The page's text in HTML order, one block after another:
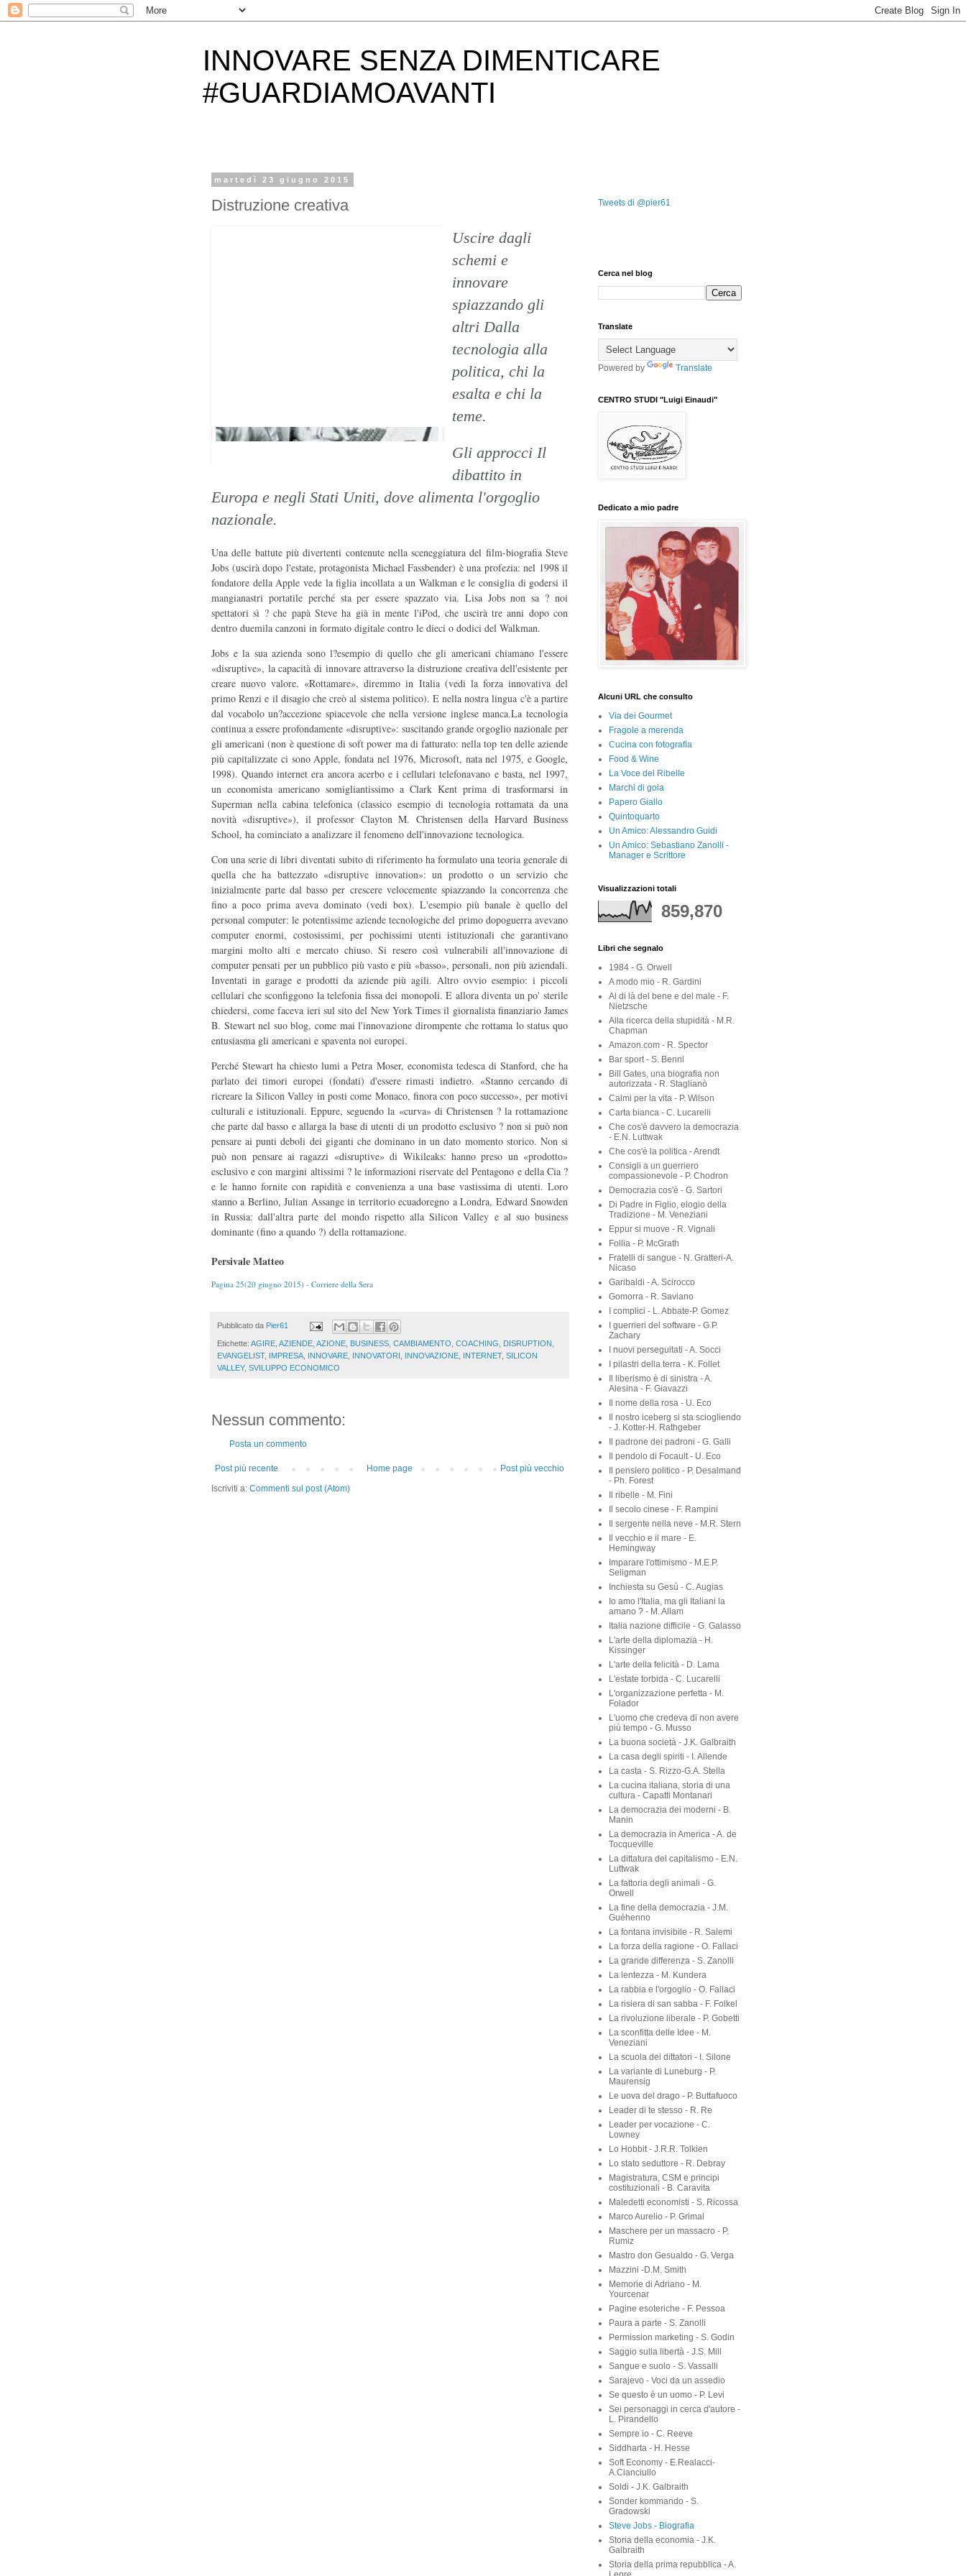
INNOVARE SENZA DIMENTICARE
#GUARDIAMOAVANTI
martedì 23 giugno 2015
Distruzione creativa
Uscire dagli
schemi e
innovare
spiazzando gli
altri Dalla
tecnologia alla
politica, chi la
esalta e chi la
teme.
Gli approcci Il
dibattito in
Europa e negli Stati Uniti, dove alimenta l'orgoglio
nazionale.
Una delle battute più divertenti contenute nella sceneggiatura del film-biografia Steve
Jobs (uscirà dopo l'estate, protagonista Michael Fassbender) è una profezia: nel 1998 il
fondatore della Apple vede la figlia incollata a un Walkman e le consiglia di godersi il
mangianastri portatile perché sta per essere spazzato via. Lisa Jobs non sa ? noi
spettatori sì ? che papà Steve ha già in mente l'iPod, che uscirà tre anni dopo con
dentro duemila canzoni in formato digitale contro le dieci o dodici del Walkman.
Jobs e la sua azienda sono l?esempio di quello che gli americani chiamano l'essere
«disruptive», la capacità di innovare attraverso la distruzione creativa dell'esistente per
creare nuovo valore. «Rottamare», diremmo in Italia (vedi la forza innovativa del
primo Renzi e il disagio che creò al sistema politico). E nella nostra lingua c'è a partire
dal vocabolo un?accezione spiacevole che nella versione inglese manca.La tecnologia
continua a essere profondamente «disruptive»: suscitando grande orgoglio nazionale per
gli americani (non è questione di soft power ma di fatturato: nella top ten delle aziende
più capitalizzate ci sono Apple, fondata nel 1976, Microsoft, nata nel 1975, e Google,
1998). Quando internet era ancora acerbo e i cellulari telefonavano e basta, nel 1997,
un economista americano somigliantissimo a Clark Kent prima di trasformarsi in
Superman nella cabina telefonica (classico esempio di tecnologia rottamata da una
novità «disruptive»), il professor Clayton M. Christensen della Harvard Business
School, ha cominciato a analizzare il fenomeno dell'innovazione tecnologica.
Con una serie di libri diventati subito di riferimento ha formulato una teoria generale di
quella che ha battezzato «disruptive innovation»: un prodotto o un servizio che
inizialmente parte dal basso per crescere velocemente spiazzando la concorrenza che
fino a poco prima aveva dominato (vedi box). L'esempio più banale è quello del
personal computer: le potentissime aziende tecnologiche del primo dopoguerra avevano
computer enormi, costosissimi, per pochissimi utenti istituzionali che garantivano
margini molto alti e mercato chiuso. Si resero così vulnerabili all'innovazione di
computer pensati per un pubblico più vasto e più «basso», personali, non più aziendali.
Inventati in garage e prodotti da aziende più agili. Altro ovvio esempio: i piccoli
cellulari che sconfiggono la telefonia fissa dei monopoli. E allora diventa un po' sterile
chiedersi, come faceva ieri sul sito del New York Times il giornalista finanziario James
B. Stewart nel suo blog, come mai l'innovazione dirompente che rottama lo status quo
entusiasma gli americani e spaventa noi europei.
Perché Stewart ha chiesto lumi a Petra Moser, economista tedesca di Stanford, che ha
parlato dei timori europei (fondati) d'essere rimasti indietro. «Stanno cercando di
ricreare la Silicon Valley in posti come Monaco, finora con poco successo», per motivi
culturali e istituzionali. Eppure, seguendo la «curva» di Christensen ? la rottamazione
che parte dal basso e allarga la base di utenti di un prodotto esclusivo ? non si può non
pensare ai punti deboli dei giganti che dominano in un dato momento storico. Non si
può non pensare ai ragazzi «disruptive» di Wikileaks: hanno preso un «prodotto»
esclusivo e con margini altissimi ? le informazioni riservate del Pentagono e della Cia ?
e le hanno fornite con rapidità e convenienza a una base vastissima di utenti. Loro
stanno a Berlino, Julian Assange in territorio ecuadoregno a Londra, Edward Snowden
in Russia: dall'altra parte del mondo rispetto alla Silicon Valley e al suo business
dominante (fino a quando ?) della rottamazione.
Persivale Matteo
Pagina 25(20 giugno 2015) - Corriere della Sera
Pubblicato da Pier61
Etichette: AGIRE AZIENDE AZIONE BUSINESS CAMBIAMENTO COACHING DISRUPTION
EVANGELIST, IMPRESA INNOVARE INNOVATORI INNOVAZIONE INTERNET, SILICON
VALLEY, SVILUPPO ECONOMICO
Nessun commento:
Posta un commento
Post più recente Post più vecchio
Home page
Iscriviti a: Commenti sul post (Atom)
Tweets di @pier61
Cerca nel blog
Translate
Powered by Translate
CENTRO STUDI "Luigi Einaudi"
Dedicato a mio padre
Alcuni URL che consulto
Via dei Gourmet
Fragole a merenda
Cucina con fotografia
Food & Wine
La Voce del Ribelle
Marchi di gola
Papero Giallo
Quintoquarto
Un Amico: Alessandro Guidi
Un Amico: Sebastiano Zanolli -
Manager e Scrittore
Visualizzazioni totali
859,870
Libri che segnalo
1984 - G. Orwell
A modo mio - R. Gardini
Al di là del bene e del male - F.
Nietzsche
Alla ricerca della stupidità - M.R.
Chapman
Amazon.com - R. Spector
Bar sport - S. Benni
Bill Gates, una biografia non
autorizzata - R. Staglianò
Calmi per la vita - P. Wilson
Carta bianca - C. Lucarelli
Che cos'è davvero la democrazia
- E.N. Luttwak
Che cos'è la politica - Arendt
Consigli a un guerriero
compassionevole - P. Chodron
Democrazia cos'è - G. Sartori
Di Padre in Figlio, elogio della
Tradizione - M. Veneziani
Eppur si muove - R. Vignali
Follia - P. McGrath
Fratelli di sangue - N. Gratteri-A.
Nicaso
Garibaldi - A. Scirocco
Gomorra - R. Saviano
I complici - L. Abbate-P. Gomez
I guerrieri del software - G.P.
Zachary
I nuovi perseguitati - A. Socci
I pilastri della terra - K. Follet
Il liberismo è di sinistra - A.
Alesina - F. Giavazzi
Il nome della rosa - U. Eco
Il nostro iceberg si sta sciogliendo
- J. Kotter-H. Rathgeber
Il padrone dei padroni - G. Galli
Il pendolo di Focault - U. Eco
Il pensiero politico - P. Desalmand
- Ph. Forest
Il ribelle - M. Fini
Il secolo cinese - F. Rampini
Il sergente nella neve - M.R. Stern
Il vecchio e il mare - E.
Hemingway
Imparare l'ottimismo - M.E.P.
Seligman
Inchiesta su Gesù - C. Augias
Io amo l'Italia, ma gli Italiani la
amano ? - M. Allam
Italia nazione difficile - G. Galasso
L'arte della diplomazia - H.
Kissinger
L'arte della felicità - D. Lama
L'estate torbida - C. Lucarelli
L'organizzazione perfetta - M.
Folador
L'uomo che credeva di non avere
più tempo - G. Musso
La buona società - J.K. Galbraith
La casa degli spiriti - I. Allende
La casta - S. Rizzo-G.A. Stella
La cucina italiana, storia di una
cultura - Capatti Montanari
La democrazia dei moderni - B.
Manin
La democrazia in America - A. de
Tocqueville
La dittatura del capitalismo - E.N.
Luttwak
La fattoria degli animali - G.
Orwell
La fine della democrazia - J.M.
Guéhenno
La fontana invisibile - R. Salemi
La forza della ragione - O. Fallaci
La grande differenza - S. Zanolli
La lentezza - M. Kundera
La rabbia e l'orgoglio - O. Fallaci
La risiera di san sabba - F. Folkel
La rivoluzione liberale - P. Gobetti
La sconfitta delle Idee - M.
Veneziani
La scuola dei dittatori - I. Silone
La variante di Luneburg - P.
Maurensig
Le uova del drago - P. Buttafuoco
Leader di te stesso - R. Re
Leader per vocazione - C.
Lowney
Lo Hobbit - J.R.R. Tolkien
Lo stato seduttore - R. Debray
Magistratura, CSM e principi
costituzionali - B. Caravita
Maledetti economisti - S. Ricossa
Marco Aurelio - P. Grimal
Maschere per un massacro - P.
Rumiz
Mastro don Gesualdo - G. Verga
Mazzini -D.M. Smith
Memorie di Adriano - M.
Yourcenar
Pagine esoteriche - F. Pessoa
Paura a parte - S. Zanolli
Permission marketing - S. Godin
Saggio sulla libertà - J.S. Mill
Sangue e suolo - S. Vassalli
Sarajevo - Voci da un assedio
Se questo è un uomo - P. Levi
Sei personaggi in cerca d'autore -
L. Pirandello
Sempre io - C. Reeve
Siddharta - H. Hesse
Soft Economy - E.Realacci-
A.Cianciullo
Soldi - J.K. Galbraith
Sonder kommando - S.
Gradowski
Steve Jobs - Biografia
Storia della economia - J.K.
Galbraith
Storia della prima repubblica - A.